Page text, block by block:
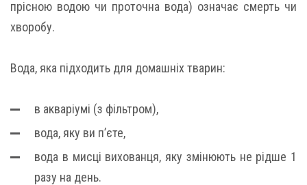
прісною водою чи проточна вода) означає смерть чи
хворобу.
Вода, яка підходить для домашніх тварин:
в акваріумі (з фільтром),
вода, яку ви п’єте,
вода в мисці вихованця, яку змінюють не рідше 1
разу на день.